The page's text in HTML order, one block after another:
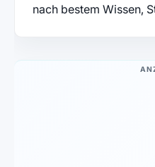
nach bestem Wissen,